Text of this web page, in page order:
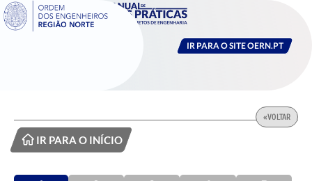
IR PARA O SITE OERN.PT
«VOLTAR
IR PARA O INÍCIO